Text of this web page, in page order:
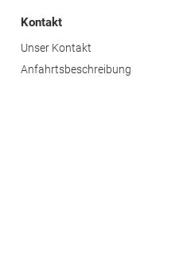
Kontakt
Unser Kontakt
Anfahrtsbeschreibung